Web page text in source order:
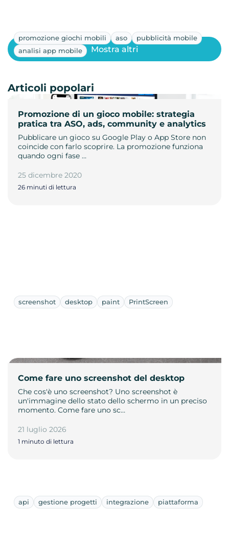
promozione giochi mobili aso
pubblicità mobile
analisi app mobile
Promozione di un gioco mobile: strategia
pratica tra ASO, ads, community e analytics
Pubblicare un gioco su Google Play o App Store non
coincide con farlo scoprire. La promozione funziona
quando ogni fase …
25 dicembre 2020
26 minuti di lettura
Mostra altri
Articoli popolari
screenshot desktop paint PrintScreen
Come fare uno screenshot del desktop
Che cos'è uno screenshot? Uno screenshot è
un'immagine dello stato dello schermo in un preciso
momento. Come fare uno sc…
21 luglio 2026
1 minuto di lettura
api gestione progetti integrazione piattaforma